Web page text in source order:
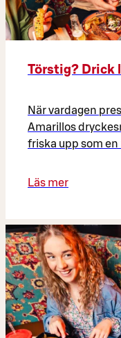
Törstig? Drick
När vardagen
Amarillos
friska upp som
Läs mer